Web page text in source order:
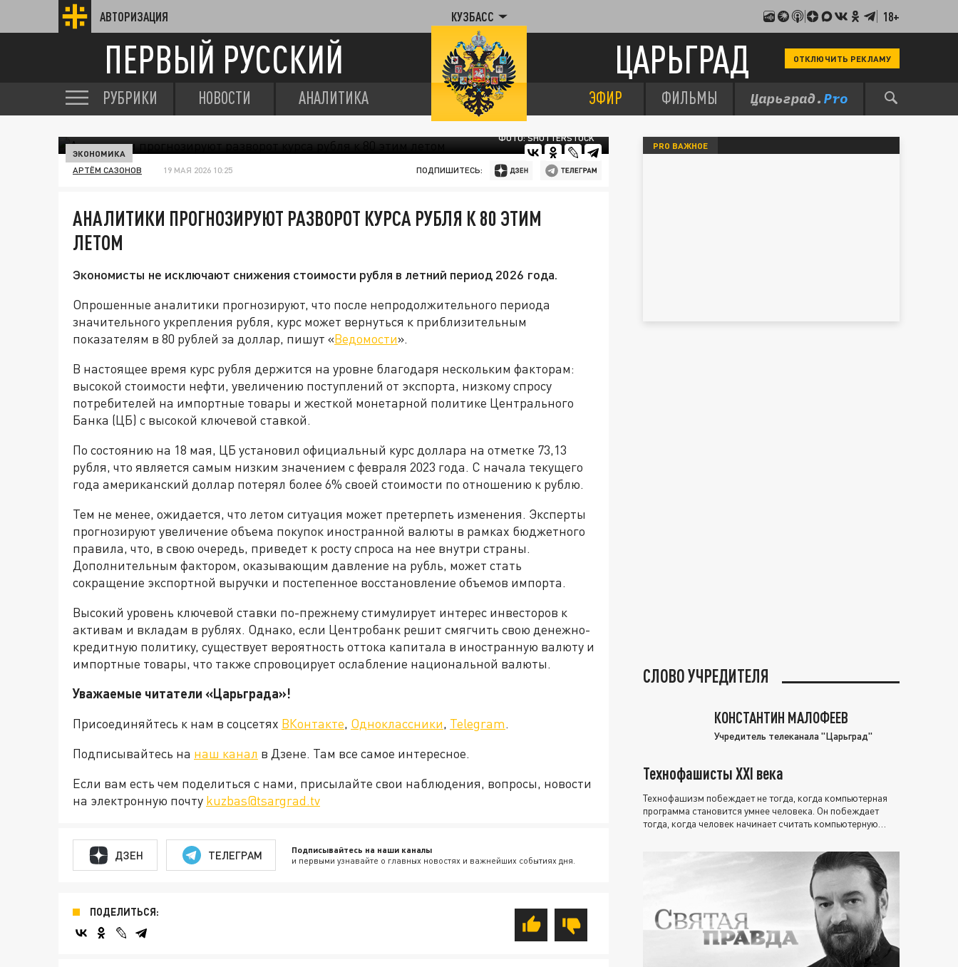
АВТОРИЗАЦИЯ КУЗБАСС 18+
ПЕРВЫЙ РУССКИЙ ЦАРЬГРАД ОТКЛЮЧИТЬ РЕКЛАМУ
РУБРИКИ НОВОСТИ АНАЛИТИКА ЭФИР ФИЛЬМЫ
ФОТО: SHUTTERSTOCK
ЭКОНОМИКА
АРТЁМ САЗОНОВ 19 МАЯ 2026 10:25 ПОДПИШИТЕСЬ:
АНАЛИТИКИ ПРОГНОЗИРУЮТ РАЗВОРОТ КУРСА РУБЛЯ К 80 ЭТИМ
ЛЕТОМ
Экономисты не исключают снижения стоимости рубля в летний период 2026 года.
Опрошенные аналитики прогнозируют, что после непродолжительного периода
значительного укрепления рубля, курс может вернуться к приблизительным
показателям в 80 рублей за доллар, пишут «Ведомости».
В настоящее время курс рубля держится на уровне благодаря нескольким факторам:
высокой стоимости нефти, увеличению поступлений от экспорта, низкому спросу
потребителей на импортные товары и жесткой монетарной политике Центрального
Банка (ЦБ) с высокой ключевой ставкой.
По состоянию на 18 мая, ЦБ установил официальный курс доллара на отметке 73,13
рубля, что является самым низким значением с февраля 2023 года. С начала текущего
года американский доллар потерял более 6% своей стоимости по отношению к рублю.
Тем не менее, ожидается, что летом ситуация может претерпеть изменения. Эксперты
прогнозируют увеличение объема покупок иностранной валюты в рамках бюджетного
правила, что, в свою очередь, приведет к росту спроса на нее внутри страны.
Дополнительным фактором, оказывающим давление на рубль, может стать
сокращение экспортной выручки и постепенное восстановление объемов импорта.
Высокий уровень ключевой ставки по-прежнему стимулирует интерес инвесторов к
активам и вкладам в рублях. Однако, если Центробанк решит смягчить свою денежно-
кредитную политику, существует вероятность оттока капитала в иностранную валюту и
импортные товары, что также спровоцирует ослабление национальной валюты.
Уважаемые читатели «Царьграда»!
Присоединяйтесь к нам в соцсетях ВКонтакте, Одноклассники, Telegram.
Подписывайтесь на наш канал в Дзене. Там все самое интересное.
Если вам есть чем поделиться с нами, присылайте свои наблюдения, вопросы, новости
на электронную почту kuzbas@tsargrad.tv
ДЗЕН ТЕЛЕГРАМ Подписывайтесь на наши каналы
и первыми узнавайте о главных новостях и важнейших событиях дня.
ПОДЕЛИТЬСЯ:
PRO ВАЖНОЕ
СЛОВО УЧРЕДИТЕЛЯ
КОНСТАНТИН МАЛОФЕЕВ
Учредитель телеканала "Царьград"
Технофашисты XXI века
Технофашизм побеждает не тогда, когда компьютерная
программа становится умнее человека. Он побеждает
тогда, когда человек начинает считать компьютерную